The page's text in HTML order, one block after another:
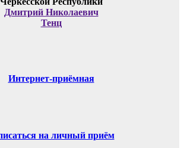
Дмитрий Николаевич
Тенц
Интернет-приёмная
на личный приём